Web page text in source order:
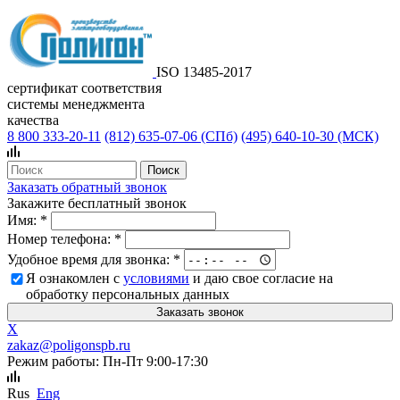
ISO 13485-2017
сертификат соответствия
системы менеджмента
качества
8 800 333-20-11 (812) 635-07-06 (СПб) (495) 640-10-30 (МСК)
Заказать обратный звонок
Закажите бесплатный звонок
Имя: *
Номер телефона: *
Удобное время для звонка: *
Я ознакомлен сусловиями и даю свое согласие на
обработку персональных данных
X
zakaz@poligonspb.ru
Режим работы: Пн-Пт 9:00-17:30
Rus Eng